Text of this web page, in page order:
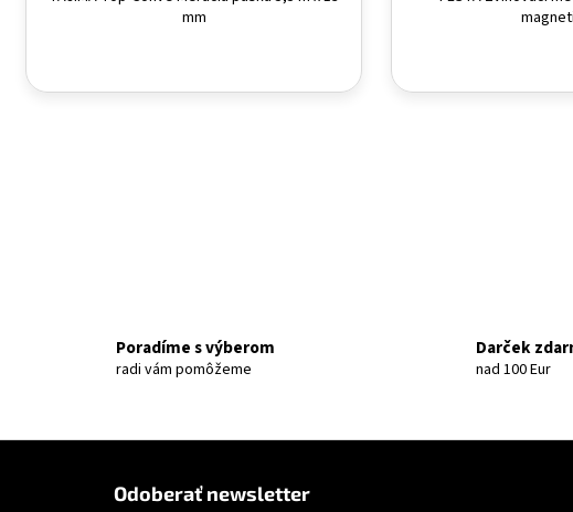
mm
Poradíme s výberom
radi vám pomôžeme
Darček
nad 100 Eur
Odoberať newsletter